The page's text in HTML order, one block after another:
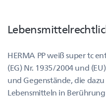
HERMA PP weiß super tc
(EG) Nr. 1935/2004 und
und Gegenstände, die
Lebensmitteln in